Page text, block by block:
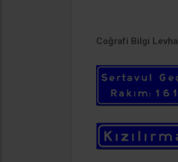
Coğrafi Bilgi